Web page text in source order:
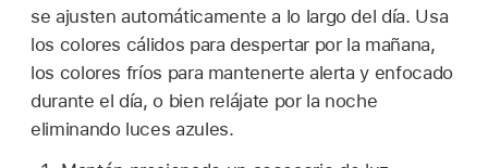
se ajusten automáticamente a lo largo del día. Usa
los colores cálidos para despertar por la mañana,
los colores fríos para mantenerte alerta y enfocado
durante el día, o bien relájate por la noche
eliminando luces azules.